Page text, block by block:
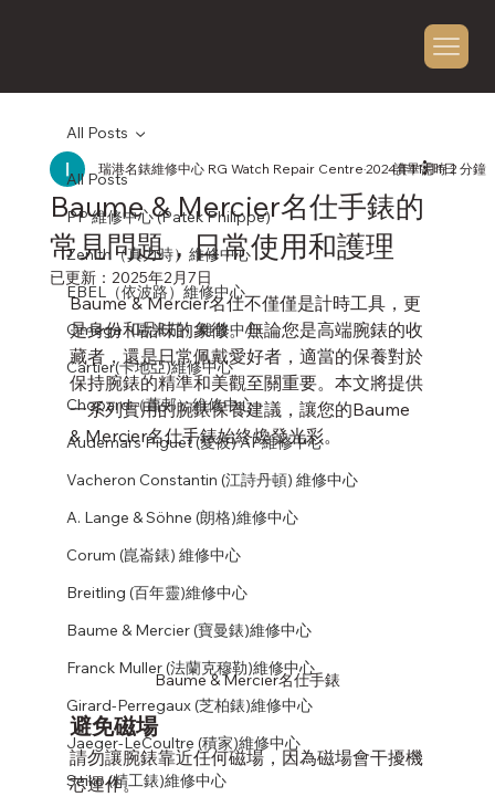
All Posts
PP 維修中心 (Patek Philippe)
Zenith（真力時）維修中心
EBEL（依波路）維修中心
Omega（歐米茄）維修中心
Cartier(卡地亞)維修中心
Chopard（蕭邦）維修中心
Audemars Piguet (愛彼) AP維修中心
Vacheron Constantin (江詩丹頓) 維修中心
A. Lange & Söhne (朗格)維修中心
Corum (崑崙錶) 維修中心
Breitling (百年靈)維修中心
Baume & Mercier (寶曼錶)維修中心
Franck Muller (法蘭克穆勒)維修中心
Girard-Perregaux (芝柏錶)維修中心
Jaeger-LeCoultre (積家)維修中心
Seiko (精工錶)維修中心
All Posts
Baume & Mercier名仕手錶的
常見問題，日常使用和護理
瑞港名錶維修中心 RG Watch Repair Centre2024年11月1日
讀畢需時 2 分鐘
已更新： 2025年2月7日
Baume & Mercier名仕不僅僅是計時工具，更
是身份和品味的象徵。無論您是高端腕錶的收
藏者，還是日常佩戴愛好者，適當的保養對於
保持腕錶的精準和美觀至關重要。本文將提供
一系列實用的腕錶保養建議，讓您的Baume
& Mercier名仕手錶始終煥發光彩。
Baume & Mercier名仕手錶
避免磁場
請勿讓腕錶靠近任何磁場，因為磁場會干擾機
芯運作。